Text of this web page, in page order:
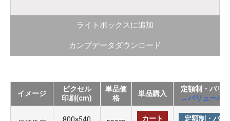
ライトボックスに追加
カンプデータダウンロード
イメージ
ピクセル
印刷(cm)
単品価
格
単品購入
定額制・バリ
→バリューパ
800×540
カート
定額制・バリ